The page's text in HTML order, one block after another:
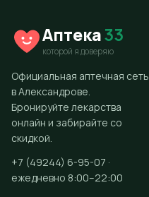
Аптека33
которой я доверяю
Официальная аптечная сеть
в Александрове.
Бронируйте лекарства
онлайн и забирайте со
скидкой.
+7 (49244) 6-95-07 ·
ежедневно 8:00–22:00